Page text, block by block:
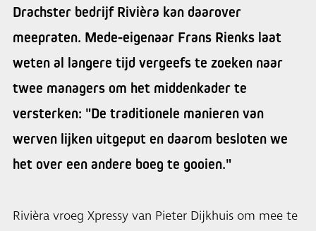
Drachster bedrijf Rivièra kan daarover
meepraten. Mede-eigenaar Frans Rienks laat
weten al langere tijd vergeefs te zoeken naar
twee managers om het middenkader te
versterken: "De traditionele manieren van
werven lijken uitgeput en daarom besloten we
het over een andere boeg te gooien."
Rivièra vroeg Xpressy van Pieter Dijkhuis om mee te